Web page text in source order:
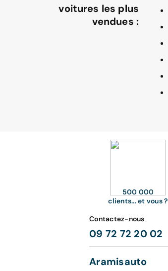
voitures les plus
vendues :
500 000
clients... et vous ?
Contactez-nous
09 72 72 20 02
Aramisauto